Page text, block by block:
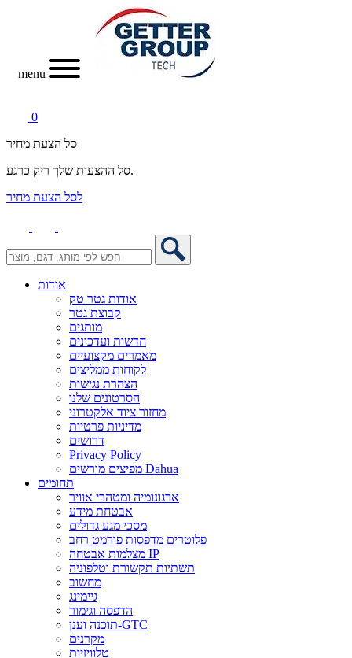
menu
0
סל הצעת מחיר
סל ההצעות שלך ריק כרגע.
לסל הצעת מחיר
אודות
אודות גטר טק
קבוצת גטר
מותגים
חדשות ועדכונים
מאמרים מקצועיים
לקוחות ממליצים
הצהרת נגישות
הסרטונים שלנו
מחזור ציוד אלקטרוני
מדיניות פרטיות
דרושים
Privacy Policy
מפיצים מורשים Dahua
תחומים
ארגונומיה ומטהרי אוויר
אבטחת מידע
מסכי מגע גדולים
פלוטרים מדפסות פורמט רחב
מצלמות אבטחה IP
תשתיות תקשורת וטלפוניה
מחשוב
גיימינג
הדפסה וגימור
תוכנה וענן-GTC
מקרנים
טלוויזיות